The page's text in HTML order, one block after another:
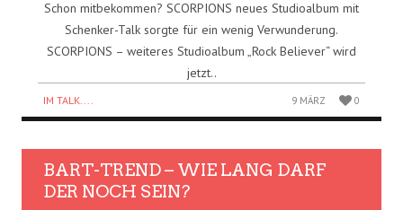
Schon mitbekommen? SCORPIONS neues Studioalbum mit
Schenker-Talk sorgte für ein wenig Verwunderung.
SCORPIONS – weiteres Studioalbum „Rock Believer“ wird
jetzt..
IM TALK.... 9 MÄRZ 0
BART-TREND – WIE LANG DARF
DER NOCH SEIN?